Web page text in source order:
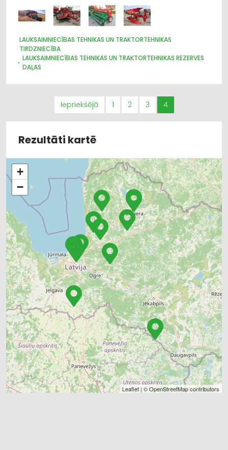
LAUKSAIMNIECĪBAS TEHNIKAS UN TRAKTORTEHNIKAS
TIRDZNIECĪBA
LAUKSAIMNIECĪBAS TEHNIKAS UN TRAKTORTEHNIKAS REZERVES
DAĻAS
LABOŠANA, REMONTS
DĀRZA TEHNIKA UN INVENTĀRS
ZIRGLIETAS
MEŽKOPĪBAS UN MEŽIZSTRĀDES TEHNIKA
Iepriekšējā 1 2 3 4
Rezultāti kartē
+
−
Leaflet | ©OpenStreetMapcontributors